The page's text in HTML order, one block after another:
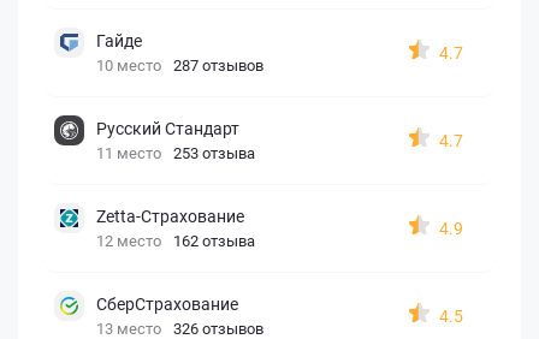
Гайде
10 место 287 отзывов
4.7
Русский Стандарт
11 место 253 отзыва
4.7
Zetta-Страхование
12 место 162 отзыва
4.9
СберСтрахование
13 место 326 отзывов
4.5